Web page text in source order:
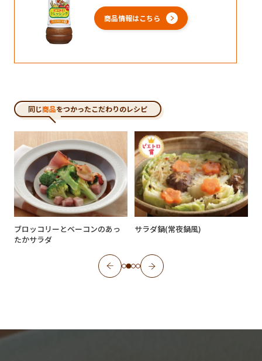
商品情報はこちら
同じ商品をつかったこだわりのレシピ
ブロッコリーとベーコンのあっ
たかサラダ
サラダ鍋(常夜鍋風)